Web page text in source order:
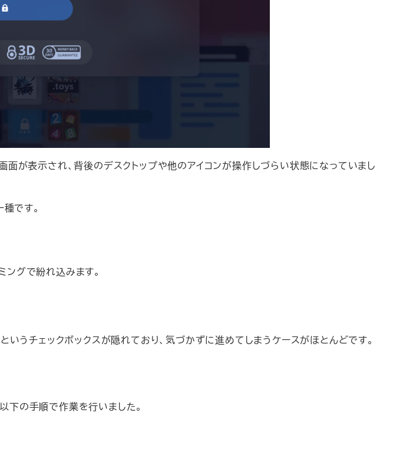
が表示され、背後のデスクトップや他のアイコンが操作しづらい状態になっていまし
です。
ングで紛れ込みます。
いうチェックボックスが隠れており、気づかずに進めてしまうケースがほとんどです。
下の手順で作業を行いました。